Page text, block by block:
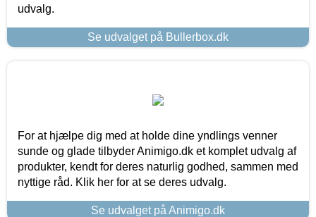
udvalg.
Se udvalget på Bullerbox.dk
For at hjælpe dig med at holde dine yndlings venner
sunde og glade tilbyder Animigo.dk et komplet udvalg af
produkter, kendt for deres naturlig godhed, sammen med
nyttige råd. Klik her for at se deres udvalg.
Se udvalget på Animigo.dk